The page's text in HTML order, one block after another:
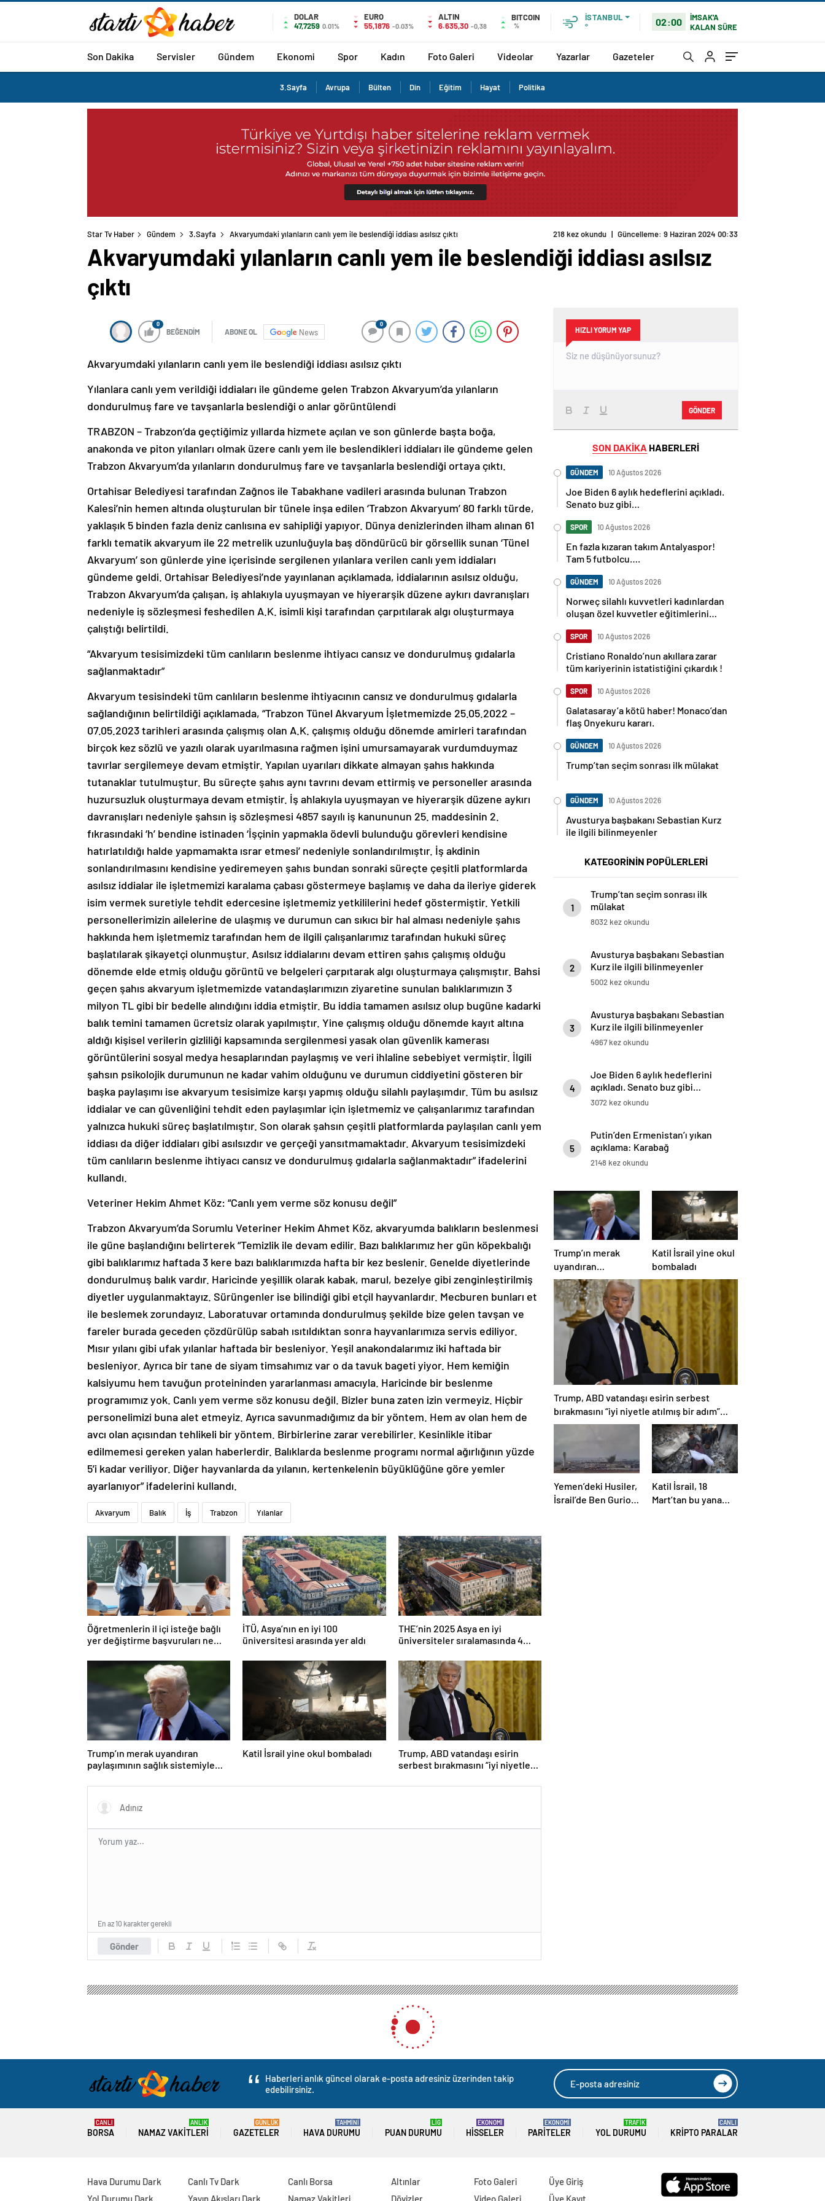
DOLAR
47,7259 0.01%
EURO
55,1876 -0.03%
ALTIN
6.635,30 -0,38
BITCOIN
%
İSTANBUL
°
02:00
İMSAK'A
KALAN SÜRE
Son Dakika Servisler Gündem Ekonomi Spor Kadın Foto Galeri Videolar Yazarlar Gazeteler
3.Sayfa Avrupa Bülten Din Eğitim Hayat Politika
Star Tv Haber Gündem 3.Sayfa Akvaryumdaki yılanların canlı yem ile beslendiği iddiası asılsız çıktı 218 kez okundu | Güncelleme: 9 Haziran 2024 00:33
Akvaryumdaki yılanların canlı yem ile beslendiği iddiası asılsız
çıktı
0
BEĞENDİM ABONE OL News
0
Akvaryumdaki yılanların canlı yem ile beslendiği iddiası asılsız çıktı
Yılanlara canlı yem verildiği iddiaları ile gündeme gelen Trabzon Akvaryum’da yılanların
dondurulmuş fare ve tavşanlarla beslendiği o anlar görüntülendi
TRABZON – Trabzon’da geçtiğimiz yıllarda hizmete açılan ve son günlerde başta boğa,
anakonda ve piton yılanları olmak üzere canlı yem ile beslendikleri iddiaları ile gündeme gelen
Trabzon Akvaryum’da yılanların dondurulmuş fare ve tavşanlarla beslendiği ortaya çıktı.
Ortahisar Belediyesi tarafından Zağnos ile Tabakhane vadileri arasında bulunan Trabzon
Kalesi’nin hemen altında oluşturulan bir tünele inşa edilen ‘Trabzon Akvaryum’ 80 farklı türde,
yaklaşık 5 binden fazla deniz canlısına ev sahipliği yapıyor. Dünya denizlerinden ilham alınan 61
farklı tematik akvaryum ile 22 metrelik uzunluğuyla baş döndürücü bir görsellik sunan ‘Tünel
Akvaryum’ son günlerde yine içerisinde sergilenen yılanlara verilen canlı yem iddiaları
gündeme geldi. Ortahisar Belediyesi’nde yayınlanan açıklamada, iddialarının asılsız olduğu,
Trabzon Akvaryum’da çalışan, iş ahlakıyla uyuşmayan ve hiyerarşik düzene aykırı davranışları
nedeniyle iş sözleşmesi feshedilen A.K. isimli kişi tarafından çarpıtılarak algı oluşturmaya
çalıştığı belirtildi.
“Akvaryum tesisimizdeki tüm canlıların beslenme ihtiyacı cansız ve dondurulmuş gıdalarla
sağlanmaktadır”
Akvaryum tesisindeki tüm canlıların beslenme ihtiyacının cansız ve dondurulmuş gıdalarla
sağlandığının belirtildiği açıklamada, “Trabzon Tünel Akvaryum İşletmemizde 25.05.2022 –
07.05.2023 tarihleri arasında çalışmış olan A.K. çalışmış olduğu dönemde amirleri tarafından
birçok kez sözlü ve yazılı olarak uyarılmasına rağmen işini umursamayarak vurdumduymaz
tavırlar sergilemeye devam etmiştir. Yapılan uyarıları dikkate almayan şahıs hakkında
tutanaklar tutulmuştur. Bu süreçte şahıs aynı tavrını devam ettirmiş ve personeller arasında
huzursuzluk oluşturmaya devam etmiştir. İş ahlakıyla uyuşmayan ve hiyerarşik düzene aykırı
davranışları nedeniyle şahsın iş sözleşmesi 4857 sayılı iş kanununun 25. maddesinin 2.
fıkrasındaki ‘h’ bendine istinaden ‘İşçinin yapmakla ödevli bulunduğu görevleri kendisine
hatırlatıldığı halde yapmamakta ısrar etmesi’ nedeniyle sonlandırılmıştır. İş akdinin
sonlandırılmasını kendisine yediremeyen şahıs bundan sonraki süreçte çeşitli platformlarda
asılsız iddialar ile işletmemizi karalama çabası göstermeye başlamış ve daha da ileriye giderek
isim vermek suretiyle tehdit edercesine işletmemiz yetkililerini hedef göstermiştir. Yetkili
personellerimizin ailelerine de ulaşmış ve durumun can sıkıcı bir hal alması nedeniyle şahıs
hakkında hem işletmemiz tarafından hem de ilgili çalışanlarımız tarafından hukuki süreç
başlatılarak şikayetçi olunmuştur. Asılsız iddialarını devam ettiren şahıs çalışmış olduğu
dönemde elde etmiş olduğu görüntü ve belgeleri çarpıtarak algı oluşturmaya çalışmıştır. Bahsi
geçen şahıs akvaryum işletmemizde vatandaşlarımızın ziyaretine sunulan balıklarımızın 3
milyon TL gibi bir bedelle alındığını iddia etmiştir. Bu iddia tamamen asılsız olup bugüne kadarki
balık temini tamamen ücretsiz olarak yapılmıştır. Yine çalışmış olduğu dönemde kayıt altına
aldığı kişisel verilerin gizliliği kapsamında sergilenmesi yasak olan güvenlik kamerası
görüntülerini sosyal medya hesaplarından paylaşmış ve veri ihlaline sebebiyet vermiştir. İlgili
şahsın psikolojik durumunun ne kadar vahim olduğunu ve durumun ciddiyetini gösteren bir
başka paylaşımı ise akvaryum tesisimize karşı yapmış olduğu silahlı paylaşımdır. Tüm bu asılsız
iddialar ve can güvenliğini tehdit eden paylaşımlar için işletmemiz ve çalışanlarımız tarafından
yalnızca hukuki süreç başlatılmıştır. Son olarak şahsın çeşitli platformlarda paylaşılan canlı yem
iddiası da diğer iddiaları gibi asılsızdır ve gerçeği yansıtmamaktadır. Akvaryum tesisimizdeki
tüm canlıların beslenme ihtiyacı cansız ve dondurulmuş gıdalarla sağlanmaktadır” ifadelerini
kullandı.
Veteriner Hekim Ahmet Köz: “Canlı yem verme söz konusu değil”
Trabzon Akvaryum’da Sorumlu Veteriner Hekim Ahmet Köz, akvaryumda balıkların beslenmesi
ile güne başlandığını belirterek “Temizlik ile devam edilir. Bazı balıklarımız her gün köpekbalığı
gibi balıklarımız haftada 3 kere bazı balıklarımızda hafta bir kez beslenir. Genelde diyetlerinde
dondurulmuş balık vardır. Haricinde yeşillik olarak kabak, marul, bezelye gibi zenginleştirilmiş
diyetler uygulanmaktayız. Sürüngenler ise bilindiği gibi etçil hayvanlardır. Mecburen bunları et
ile beslemek zorundayız. Laboratuvar ortamında dondurulmuş şekilde bize gelen tavşan ve
fareler burada geceden çözdürülüp sabah ısıtıldıktan sonra hayvanlarımıza servis ediliyor.
Mısır yılanı gibi ufak yılanlar haftada bir besleniyor. Yeşil anakondalarımız iki haftada bir
besleniyor. Ayrıca bir tane de siyam timsahımız var o da tavuk bageti yiyor. Hem kemiğin
kalsiyumu hem tavuğun proteininden yararlanması amacıyla. Haricinde bir beslenme
programımız yok. Canlı yem verme söz konusu değil. Bizler buna zaten izin vermeyiz. Hiçbir
personelimizi buna alet etmeyiz. Ayrıca savunmadığımız da bir yöntem. Hem av olan hem de
avcı olan açısından tehlikeli bir yöntem. Birbirlerine zarar verebilirler. Kesinlikle itibar
edilmemesi gereken yalan haberlerdir. Balıklarda beslenme programı normal ağırlığının yüzde
5’i kadar veriliyor. Diğer hayvanlarda da yılanın, kertenkelenin büyüklüğüne göre yemler
ayarlanıyor” ifadelerini kullandı.
Akvaryum Balık İş Trabzon Yılanlar
Öğretmenlerin il içi isteğe bağlı
yer değiştirme başvuruları ne
İTÜ, Asya’nın en iyi 100
üniversitesi arasında yer aldı
THE’nin 2025 Asya en iyi
üniversiteler sıralamasında 4
Trump’ın merak uyandıran
paylaşımının sağlık sistemiyle
Katil İsrail yine okul bombaladı
Trump, ABD vatandaşı esirin
serbest bırakmasını “iyi niyetle
değerlendirdi
Gönder
En az 10 karakter gerekli
HIZLI YORUM YAP
GÖNDER
SON DAKİKA HABERLERİ
GÜNDEM 10 Ağustos 2026
Joe Biden 6 aylık hedeflerini açıkladı.
Senato buz gibi…
SPOR 10 Ağustos 2026
En fazla kızaran takım Antalyaspor!
Tam 5 futbolcu….
GÜNDEM 10 Ağustos 2026
Norweç silahlı kuvvetleri kadınlardan
oluşan özel kuvvetler eğitimlerini
SPOR 10 Ağustos 2026
Cristiano Ronaldo’nun akıllara zarar
tüm kariyerinin istatistiğini çıkardık !
SPOR 10 Ağustos 2026
Galatasaray’a kötü haber! Monaco’dan
flaş Onyekuru kararı.
GÜNDEM 10 Ağustos 2026
Trump’tan seçim sonrası ilk mülakat
GÜNDEM 10 Ağustos 2026
Avusturya başbakanı Sebastian Kurz
ile ilgili bilinmeyenler
KATEGORİNİN POPÜLERLERİ
1
Trump’tan seçim sonrası ilk
mülakat
8032 kez okundu
2
Avusturya başbakanı Sebastian
Kurz ile ilgili bilinmeyenler
5002 kez okundu
3
Avusturya başbakanı Sebastian
Kurz ile ilgili bilinmeyenler
4967 kez okundu
4
Joe Biden 6 aylık hedeflerini
açıkladı. Senato buz gibi…
3072 kez okundu
5
Putin’den Ermenistan’ı yıkan
açıklama: Karabağ
Azerbaycan’ın ayrılmaz bir
2148 kez okundu
Trump’ın merak
uyandıran
paylaşımının sağlık
sistemiyle ilgili
kararname olduğu
anlaşıldı
Katil İsrail yine okul
bombaladı
Trump, ABD vatandaşı esirin serbest
bırakmasını “iyi niyetle atılmış bir adım”
olarak değerlendirdi
Yemen’deki Husiler,
İsrail’de Ben Gurion
Katil İsrail, 18
Mart’tan bu yana
Haberleri anlık güncel olarak e-posta adresiniz üzerinden takip
edebilirsiniz.
BORSA
CANLI
NAMAZ VAKITLERI
ANLIK
GAZETELER
GÜNLÜK
HAVA DURUMU
TAHMİNİ
PUAN DURUMU
LİG
HISSELER
EKONOMİ
PARITELER
EKONOMİ
YOL DURUMU
TRAFİK
KRIPTO PARALAR
CANLI
Hava Durumu Dark
Yol Durumu Dark
Canlı Tv Dark
Yayın Akışları Dark
Canlı Borsa
Namaz Vakitleri
Altınlar
Dövizler
Foto Galeri
Video Galeri
Üye Giriş
Üye Kayıt